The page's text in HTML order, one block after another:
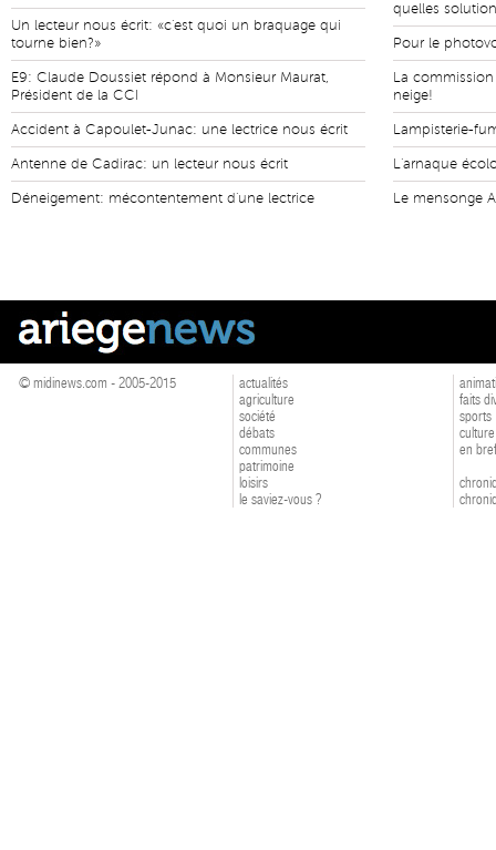
Un lecteur nous écrit: «c'est quoi un braquage qui
tourne bien?»
E9: Claude Doussiet répond à Monsieur Maurat,
Président de la CCI
Accident à Capoulet-Junac: une lectrice nous écrit
Antenne de Cadirac: un lecteur nous écrit
Déneigement: mécontentement d'une lectrice
quelles
Pour le
La
neige!
Lampisterie-
L'arnaque
Le mensonge
© midinews.com - 2005-2015
actualités
agriculture
société
débats
communes
patrimoine
loisirs
le saviez-vous ?
faits
sports
culture
en bref